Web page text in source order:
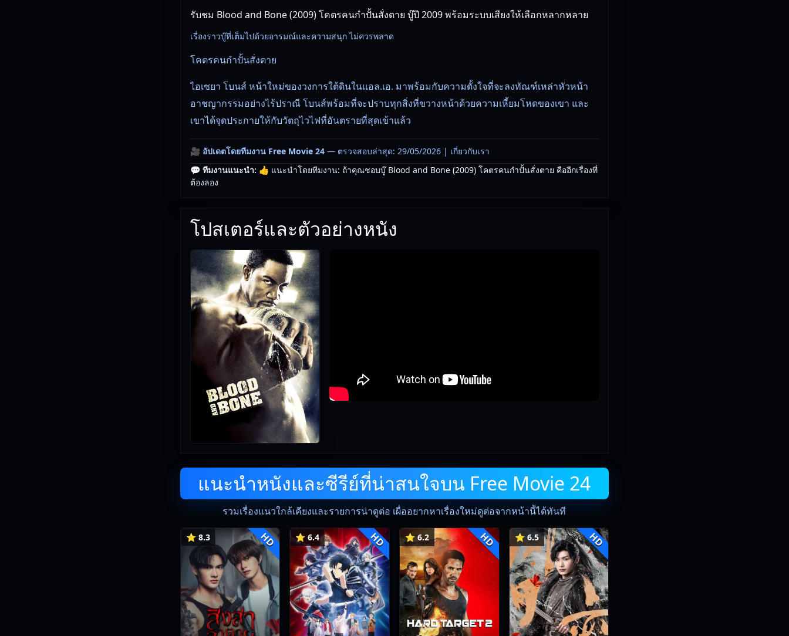
รับชม Blood and Bone (2009) โคตรคนกำปั้นสั่งตาย บู๊ปี 2009 พร้อมระบบเสียงให้เลือกหลากหลาย
เรื่องราวบู๊ที่เต็มไปด้วยอารมณ์และความสนุก ไม่ควรพลาด
โคตรคนกำปั้นสั่งตาย
ไอเซยา โบนส์ หน้าใหม่ของวงการใต้ดินในแอล.เอ. มาพร้อมกับความตั้งใจที่จะลงทัณฑ์เหล่าหัวหน้า
อาชญากรรมอย่างไร้ปราณี โบนส์พร้อมที่จะปราบทุกสิ่งที่ขวางหน้าด้วยความเหี้ยมโหดของเขา และ
เขาได้จุดประกายให้กับวัตถุไวไฟที่อันตรายที่สุดเข้าแล้ว
🎥 อัปเดตโดยทีมงาน Free Movie 24— ตรวจสอบล่าสุด: 29/05/2026 | เกี่ยวกับเรา
💬 ทีมงานแนะนำ: 👍 แนะนำโดยทีมงาน: ถ้าคุณชอบบู๊ Blood and Bone (2009) โคตรคนกำปั้นสั่งตาย คืออีกเรื่องที่
ต้องลอง
โปสเตอร์และตัวอย่างหนัง
แนะนำหนังและซีรีย์ที่น่าสนใจบน Free Movie 24
รวมเรื่องแนวใกล้เคียงและรายการน่าดูต่อ เผื่ออยากหาเรื่องใหม่ดูต่อจากหน้านี้ได้ทันที
⭐ 8.3 HD ⭐ 6.4 HD ⭐ 6.2 HD ⭐ 6.5 HD